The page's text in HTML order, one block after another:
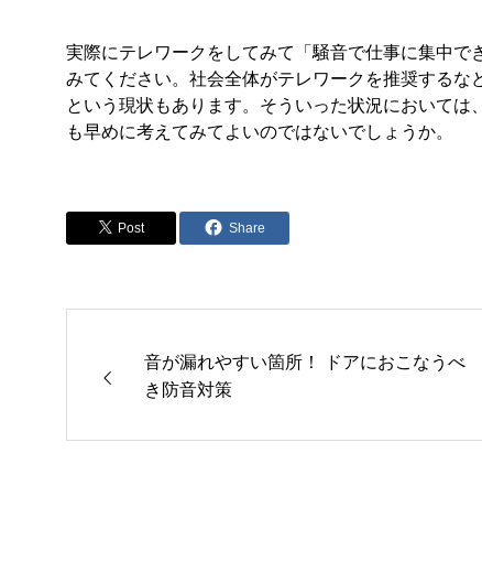
実際にテレワークをしてみて「騒音で仕事に集中
みてください。社会全体がテレワークを推奨する
という現状もあります。そういった状況において
も早めに考えてみてよいのではないでしょうか。
Post Share
音が漏れやすい箇所！ ドアにおこなうべ
き防音対策